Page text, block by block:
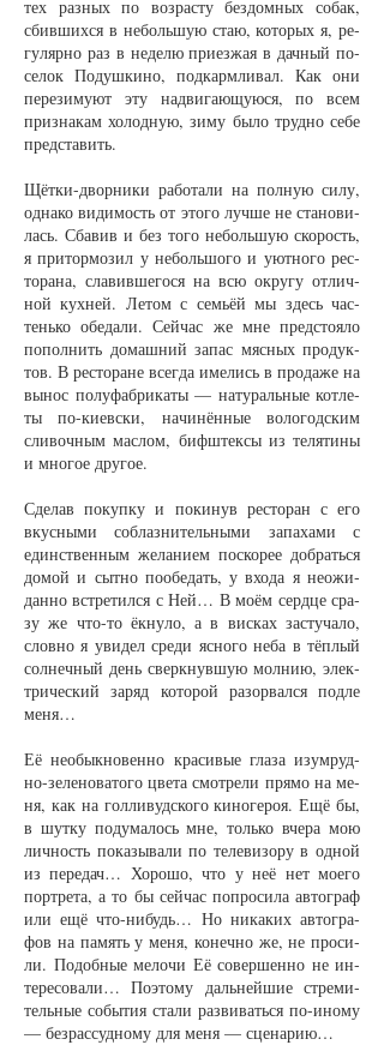
тех раз­ных по воз­рас­ту без­дом­ных со­бак,
сбив­ших­ся в не­боль­шую стаю, ко­то­рых я, ре­
гу­ляр­но раз в не­де­лю при­ез­жая в дач­ный по­
се­лок По­душ­ки­но, под­карм­ли­вал. Как они
пе­ре­зи­му­ют эту на­дви­га­ю­щу­ю­ся, по всем
при­зна­кам хо­лод­ную, зи­му бы­ло труд­но се­бе
пред­ста­вить.
Щёт­ки-двор­ни­ки ра­бо­та­ли на пол­ную си­лу,
од­на­ко ви­ди­мость от это­го луч­ше не ста­но­ви­
лась. Сба­вив и без то­го не­боль­шую ско­рость,
я при­тор­мо­зил у не­боль­шо­го и уют­но­го рес­
то­ра­на, сла­вив­ше­го­ся на всю окру­гу от­лич­
ной кух­ней. Ле­том с семь­ёй мы здесь час­
тень­ко обе­да­ли. Сей­час же мне пред­сто­я­ло
по­пол­нить до­маш­ний за­пас мяс­ных про­дук­
тов. В рес­то­ра­не всег­да име­лись в про­да­же на
вы­нос по­лу­фаб­ри­ка­ты — на­ту­раль­ные кот­ле­
ты по-ки­ев­ски, на­чи­нён­ные во­ло­год­ским
сли­воч­ным мас­лом, биф­штек­сы из те­ля­ти­ны
и мно­гое дру­гое.
Сде­лав по­куп­ку и по­ки­нув рес­то­ран с его
вкус­ны­ми со­блаз­ни­тель­ны­ми за­па­ха­ми с
единст­вен­ным же­ла­ни­ем по­ско­рее до­брать­ся
до­мой и сыт­но по­обе­дать, у вхо­да я не­ожи­
дан­но встре­тил­ся с Ней… В мо­ём серд­це сра­
зу же что-то ёк­ну­ло, а в вис­ках за­сту­ча­ло,
слов­но я уви­дел сре­ди яс­но­го не­ба в тёп­лый
сол­неч­ный день сверк­нув­шую мол­нию, элек­
три­чес­кий за­ряд ко­то­рой разо­рвал­ся под­ле
ме­ня…
Её не­обык­но­вен­но кра­си­вые гла­за изу­м­руд­
но-зе­ле­но­ва­то­го цве­та смот­ре­ли пря­мо на ме­
ня, как на гол­ли­вуд­ско­го ки­но­ге­роя. Ещё бы,
в шут­ку по­ду­ма­лось мне, толь­ко вче­ра мою
лич­ность по­ка­зы­ва­ли по те­ле­ви­зо­ру в од­ной
из пе­ре­дач… Хо­ро­шо, что у неё нет мо­е­го
порт­ре­та, а то бы сей­час по­про­си­ла ав­то­граф
или ещё что-ни­будь… Но ни­ка­ких ав­то­гра­
фов на па­мять у ме­ня, ко­неч­но же, не про­си­
ли. По­доб­ные ме­ло­чи Её со­вер­шен­но не ин­
те­ре­со­ва­ли… По­это­му даль­ней­шие стре­ми­
тель­ные со­бы­тия ста­ли раз­ви­вать­ся по-ино­му
— без­рас­суд­но­му для ме­ня — сце­на­рию…